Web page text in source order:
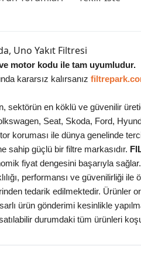
Uno Yakıt Filtresi
motor kodu ile tam uyumludur.
kararsız kalırsanız
sektörün en köklü ve güvenilir
Seat, Skoda, Ford,
koruması ile dünya genelinde
sahip güçlü bir filtre markasıdır.
fiyat dengesini başarıyla sağlar.
performansı ve güvenilirliği ile
tedarik edilmektedir. Ürünler
ürün gönderimi kesinlikle
durumdaki tüm ürünleri